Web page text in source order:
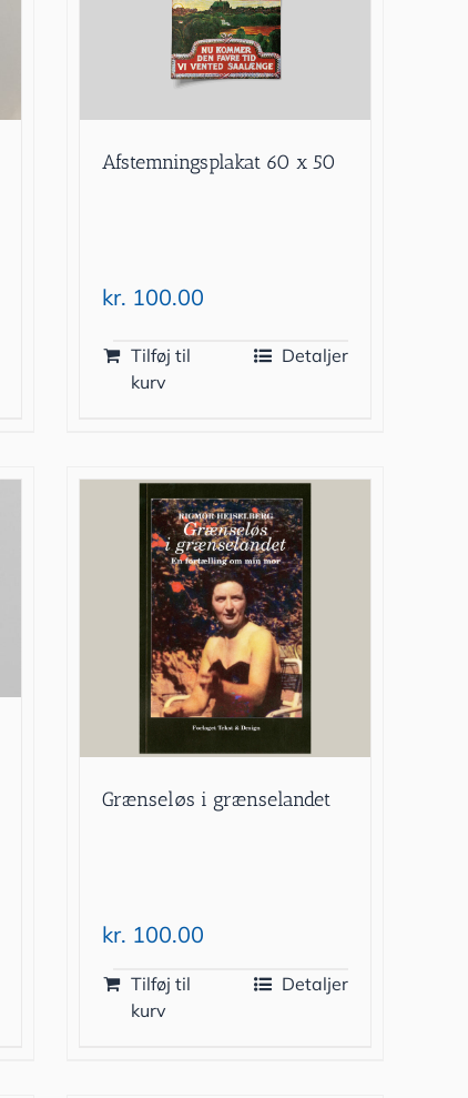
Afstemningsplakat 60 x 50
kr. 100.00
Tilføj til
kurv
Detaljer
Grænseløs i grænselandet
kr. 100.00
Tilføj til
kurv
Detaljer